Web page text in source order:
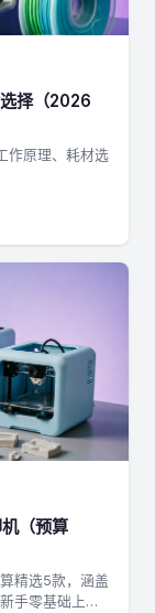
择（2026
作原理、耗材选
（预算
精选5款，涵盖
手零基础上手